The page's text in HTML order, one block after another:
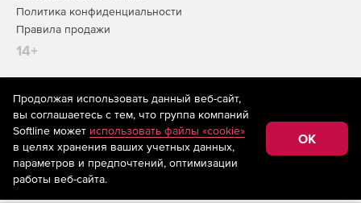
Политика конфиденциальности
Правила продажи
14+
На информационном ресурсе store.softline.ru применяются
рекомендательные технологии(информационные технологии
предоставления информации на основе сбора,
систематизации и анализа сведений, относящихся к
предпочтениям пользователей сети «Интернет»,
находящихся на территории Российской Федерации)
Продолжая использовать данный веб-сайт,
вы соглашаетесь с тем, что группа компаний
Softline может использовать файлы «cookie»
в целях хранения ваших учетных данных,
параметров и предпочтений, оптимизации
работы веб-сайта.
OK